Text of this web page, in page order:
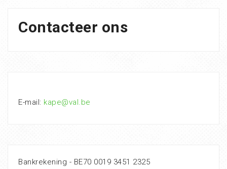
Contacteer ons
E-mail: kape@val.be
Bankrekening - BE70 0019 3451 2325